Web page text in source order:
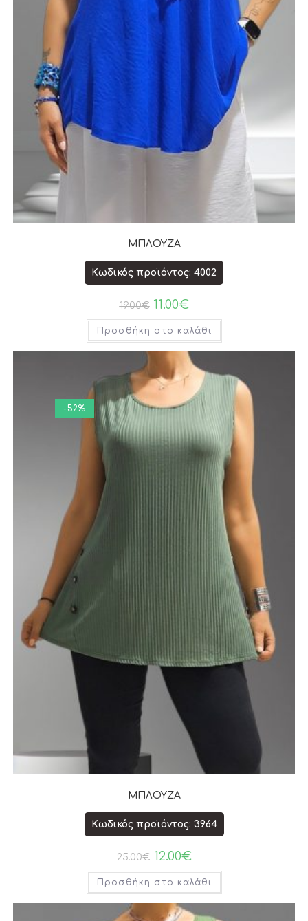
ΜΠΛΟΥΖΑ
Κωδικός προϊόντος: 4002
19.00€ 11.00€
Προσθήκη στο καλάθι
-52%
ΜΠΛΟΥΖΑ
Κωδικός προϊόντος: 3964
25.00€ 12.00€
Προσθήκη στο καλάθι